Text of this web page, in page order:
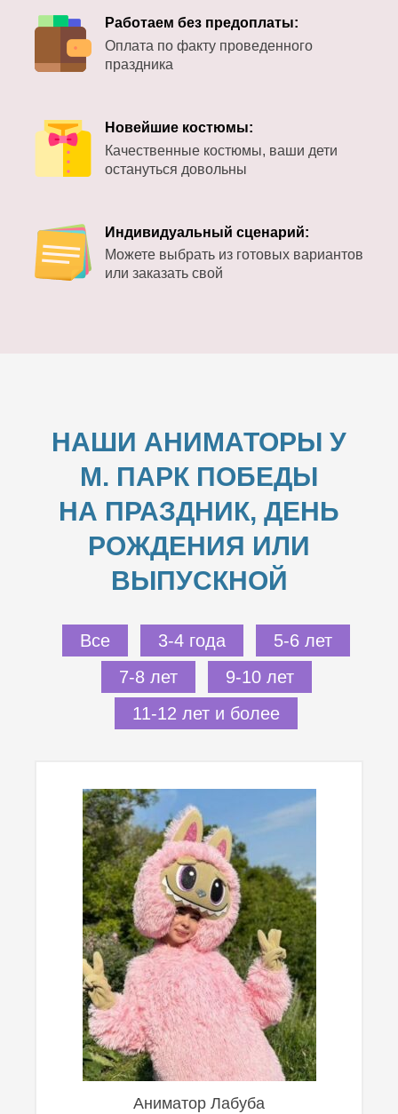
Работаем без предоплаты:
Оплата по факту проведенного
праздника
Новейшие костюмы:
Качественные костюмы, ваши дети
остануться довольны
Индивидуальный сценарий:
Можете выбрать из готовых вариантов
или заказать свой
НАШИ АНИМАТОРЫ У
М. ПАРК ПОБЕДЫ
НА ПРАЗДНИК, ДЕНЬ
РОЖДЕНИЯ ИЛИ
ВЫПУСКНОЙ
Все 3-4 года
5-6 лет
7-8 лет
9-10 лет
11-12 лет и более
Аниматор Лабуба